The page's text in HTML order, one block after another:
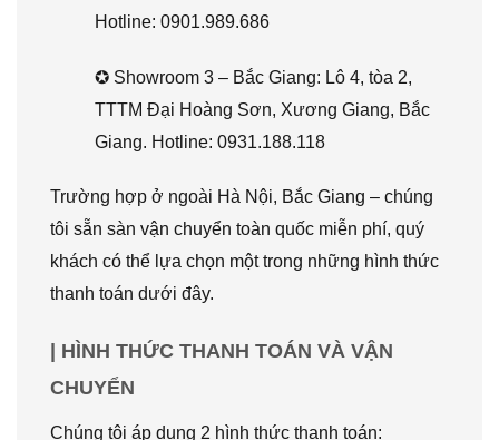
Hotline: 0901.989.686
✪ Showroom 3 – Bắc Giang: Lô 4, tòa 2,
TTTM Đại Hoàng Sơn, Xương Giang, Bắc
Giang. Hotline: 0931.188.118
Trường hợp ở ngoài Hà Nội, Bắc Giang – chúng
tôi sẵn sàn vận chuyển toàn quốc miễn phí, quý
khách có thể lựa chọn một trong những hình thức
thanh toán dưới đây.
| HÌNH THỨC THANH TOÁN VÀ VẬN
CHUYỂN
Chúng tôi áp dụng 2 hình thức thanh toán: